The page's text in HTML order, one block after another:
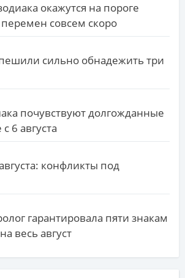
окажутся на пороге
совсем скоро
сильно обнадежить три
почувствуют долгожданные
6 августа
конфликты под
гарантировала пяти знакам
весь август